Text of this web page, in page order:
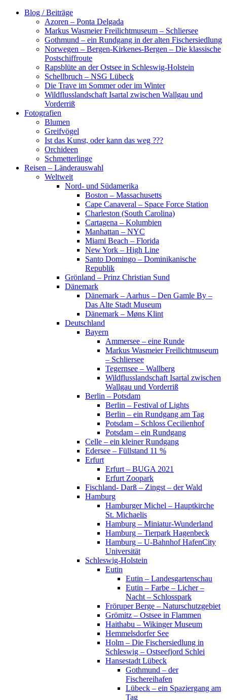
Zum
Blog / Beiträge
Azoren – Ponta Delgada
Markus Wasmeier Freilichtmuseum – Schliersee
Gothmund – ein Rundgang in der alten Fischersiedlung
Norwegen – Bergen-Kirkenes-Bergen – Die klassische
Postschiffroute
Rapsblüte an der Ostsee in Schleswig-Holstein
Schellbruch – NSG Lübeck
Die Trave im Sommer oder im Winter
Wildflusslandschaft Isartal zwischen Wallgau und
Vorderriß
Fotografien
Blumen
Greifvögel
Ist das Kunst, oder kann das weg ???
Orchideen
Schmetterlinge
Reisen – Länderauswahl
Weltweit
Nord- und Südamerika
Boston – Massachusetts
Cape Canaveral – Space Force Station
Charleston (South Carolina)
Cartagena – Kolumbien
Manhattan – NYC
Miami Beach – Florida
New York – High Line
Santo Domingo – Dominikanische
Republik
Grönland – Prinz Christian Sund
Dänemark
Dänemark – Aarhus – Den Gamle By –
Das Alte Stadt Museum
Dänemark – Møns Klint
Deutschland
Bayern
Ammersee – eine Runde
Markus Wasmeier Freilichtmuseum
– Schliersee
Tegernsee – Wallberg
Wildflusslandschaft Isartal zwischen
Wallgau und Vorderriß
Berlin – Potsdam
Berlin – Festival of Lights
Berlin – ein Rundgang am Tag
Potsdam – Schloss Cecilienhof
Potsdam – ein Rundgang
Celle – ein kleiner Rundgang
Edersee – Füllstand 11 %
Erfurt
Erfurt – BUGA 2021
Erfurt Zoopark
Fischland- Darß – Zingst – der Wald
Hamburg
Hamburger Michel – Hauptkirche
St. Michaelis
Hamburg – Miniatur-Wunderland
Hamburg – Tierpark Hagenbeck
Hamburg – U-Bahnhof HafenCity
Universität
Schleswig-Holstein
Eutin
Eutin – Landesgartenschau
Eutin – Farbe – Licher –
Nacht – Schlosspark
Fröruper Berge – Naturschutzgebiet
Grömitz – Ostsee in Flammen
Haithabu – Wikinger Museum
Hemmelsdorfer See
Holm – Die Fischersiedlung in
Schleswig – Ostseefjord Schlei
Hansestadt Lübeck
Gothmund – der
Fischereihafen
Lübeck – ein Spaziergang am
Tag